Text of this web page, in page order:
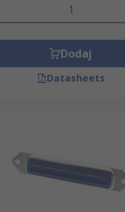
Dodaj
Datasheets